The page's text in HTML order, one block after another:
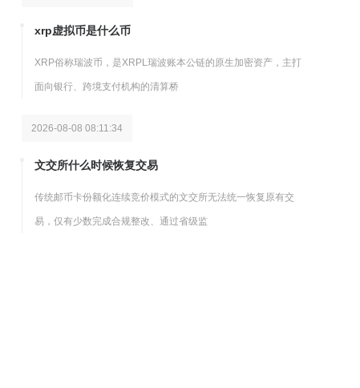
xrp虚拟币是什么币
XRP俗称瑞波币，是XRPL瑞波账本公链的原生加密资产，主打
面向银行、跨境支付机构的清算桥
2026-08-08 08:11:34
文交所什么时候恢复交易
传统邮币卡份额化连续竞价模式的文交所无法统一恢复原有交
易，仅有少数完成合规整改、通过省级监